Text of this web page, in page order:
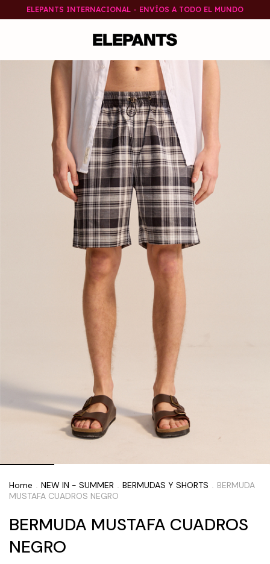
ELEPANTS INTERNACIONAL - ENVÍOS A TODO EL MUNDO
Home . NEW IN - SUMMER . BERMUDAS Y SHORTS . BERMUDA
MUSTAFA CUADROS NEGRO
BERMUDA MUSTAFA CUADROS
NEGRO